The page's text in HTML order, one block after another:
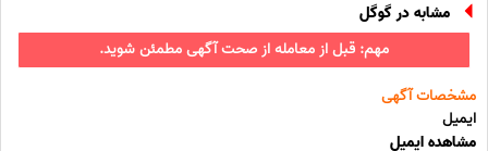
مشابه در گوگل
مهم: قبل از معامله از صحت آگهی مطمئن شوید.
مشخصات آگهی
ایمیل
مشاهده ایمیل